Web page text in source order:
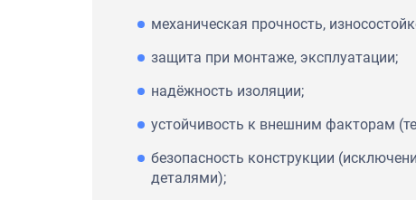
механическая прочность,
защита при монтаже, эксплуатации;
надёжность изоляции;
устойчивость к внешним факторам
безопасность конструкции
деталями);